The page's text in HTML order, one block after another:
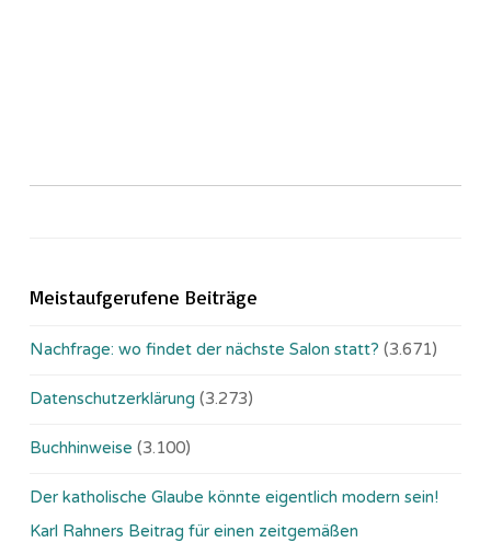
Meistaufgerufene Beiträge
Nachfrage: wo findet der nächste Salon statt? (3.671)
Datenschutzerklärung (3.273)
Buchhinweise (3.100)
Der katholische Glaube könnte eigentlich modern sein!
Karl Rahners Beitrag für einen zeitgemäßen